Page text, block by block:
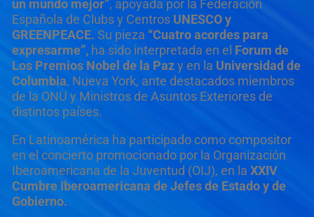
un mundo mejor”, apoyada por la Federación
Española de Clubs y Centros UNESCO y
GREENPEACE. Su pieza “Cuatro acordes para
expresarme”,ha sido interpretada en el Forum de
Los Premios Nobel de la Pazy en la Universidad de
Columbia, Nueva York, ante destacados miembros
de la ONU y Ministros de Asuntos Exteriores de
distintos países.
En Latinoamérica ha participado como compositor
en el concierto promocionado por la Organización
Iberoamericana de la Juventud (OIJ), en la XXIV
Cumbre Iberoamericana de Jefes de Estado y de
Gobierno.